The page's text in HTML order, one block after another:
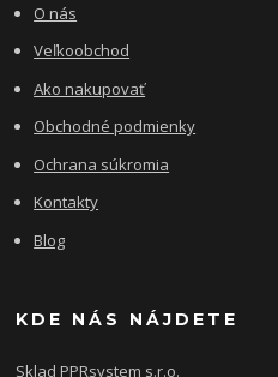
O nás
Veľkoobchod
Ako nakupovať
Obchodné podmienky
Ochrana súkromia
Kontakty
Blog
KDE NÁS NÁJDETE
Sklad PPRsystem s.r.o.